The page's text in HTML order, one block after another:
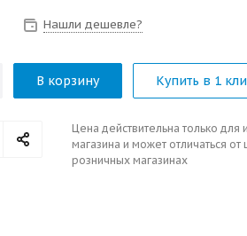
Нашли дешевле?
В корзину Купить в 1
Цена действительна только для
магазина и может отличаться от
розничных магазинах